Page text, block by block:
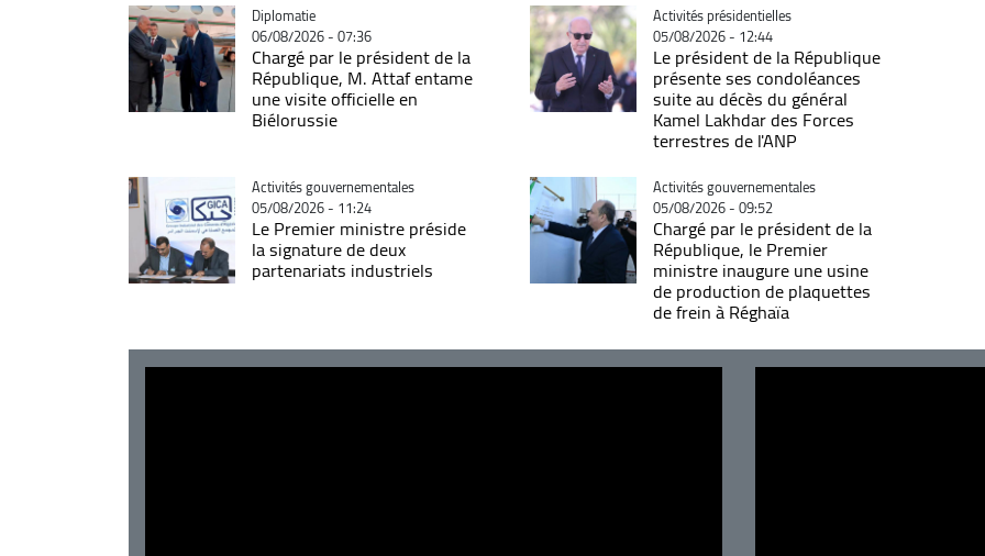
Catégorie
Diplomatie
06/08/2026 - 07:36
Chargé par le président de la
République, M. Attaf entame
une visite officielle en
Biélorussie
Catégorie
Activités présidentielles
05/08/2026 - 12:44
Le président de la République
présente ses condoléances
suite au décès du général
Kamel Lakhdar des Forces
terrestres de l'ANP
Catégorie
Activités gouvernementales
05/08/2026 - 11:24
Le Premier ministre préside
la signature de deux
partenariats industriels
Catégorie
Activités gouvernementales
05/08/2026 - 09:52
Chargé par le président de la
République, le Premier
ministre inaugure une usine
de production de plaquettes
de frein à Réghaïa